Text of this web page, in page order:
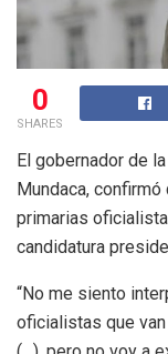
0
SHARES
El gobernador de
Mundaca,
primarias
candidatura
“No me siento
oficialistas que